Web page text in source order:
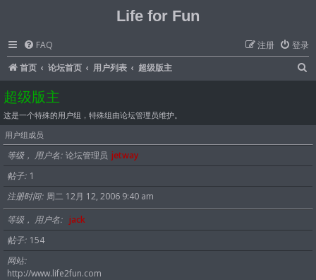
Life for Fun
FAQ 登录
注册
首页
论坛首页 用户列表 超级版主
超级版主
这是一个特殊的用户组，特殊组由论坛管理员维护。
用户组成员
等级， 用户名 论坛管理员 jetway
帖子 1
注册时间 周二 12月 12, 2006 9:40 am
等级， 用户名
jack
帖子 154
网站
http://www.life2fun.com